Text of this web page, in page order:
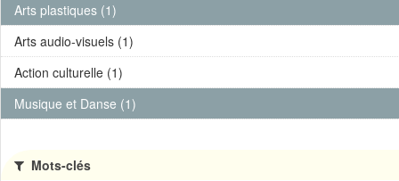
Arts plastiques (1)
Arts audio-visuels (1)
Action culturelle (1)
Musique et Danse (1)
Mots-clés